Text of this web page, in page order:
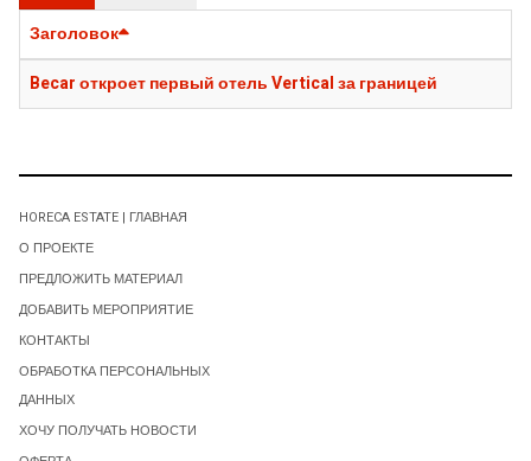
Заголовок
Becar откроет первый отель Vertical за границей
HORECA ESTATE | ГЛАВНАЯ
О ПРОЕКТЕ
ПРЕДЛОЖИТЬ МАТЕРИАЛ
ДОБАВИТЬ МЕРОПРИЯТИЕ
КОНТАКТЫ
ОБРАБОТКА ПЕРСОНАЛЬНЫХ
ДАННЫХ
ХОЧУ ПОЛУЧАТЬ НОВОСТИ